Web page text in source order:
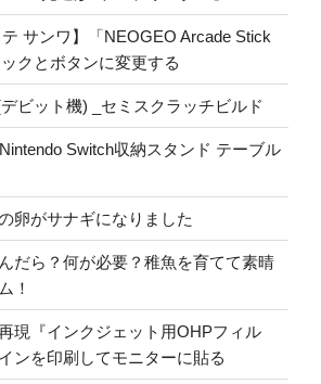
テ サンワ】「NEOGEO Arcade Stick
クとボタンに変更する
ビット機) _セミスクラッチビルド
Switch収納スタンド テーブル
卵がサナギになりました
だら？何が必要？稚魚を育てて素晴
！
現『インクジェット用OHPフィル
ンを印刷してモニターに貼る